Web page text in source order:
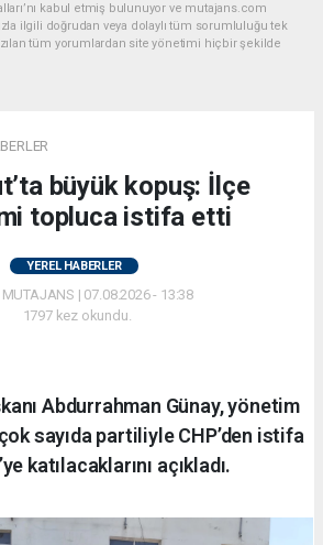
kabul etmiş bulunuyor ve mutajans.com
ilgili doğrudan veya dolaylı tüm sorumluluğu tek
tüm yorumlardan site yönetimi hiçbir şekilde
büyük kopuş: İlçe
topluca istifa etti
YEREL HABERLER
| 07.08.2026 - 13:38
1797 kez okundu.
Abdurrahman Günay, yönetim
sayıda partiliyle CHP’den istifa
katılacaklarını açıkladı.